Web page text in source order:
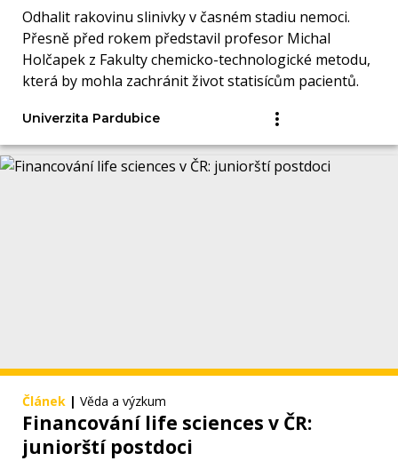
Odhalit rakovinu slinivky v časném stadiu nemoci.
Přesně před rokem představil profesor Michal
Holčapek z Fakulty chemicko-technologické metodu,
která by mohla zachránit život statisícům pacientů.
Univerzita Pardubice
Článek | Věda a výzkum
Financování life sciences v ČR:
juniorští postdoci